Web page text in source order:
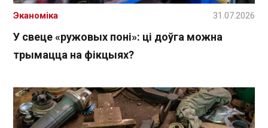
У свеце «ружовых поні»: ці доўга можна
трымацца на фікцыях?
Эканоміка 31.07.2026